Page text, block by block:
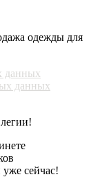
одежды для
данных
данных
сейчас!